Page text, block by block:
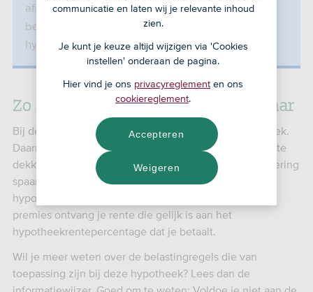
afsluiten. De informatie op deze pagina is alleen
bedoeld om je te informeren als je deze
hypotheek hebt.
Zo zit SNS Spaarhypotheek in elkaar
Bij de spaarhypotheek betaal je rente over je hypotheek.
Daarnaast betaal je premie om het overlijdensrisico af te
dekken, mocht dat nodig zijn. Met deze levensverzekering
spaar je ook om aan het einde van de looptijd de
hypotheekschuld af te lossen. Over de inleg van deze
premies ontvang je rente die gelijk is aan het
hypotheekrentepercentage dat je betaalt.
Wil je meer weten over de belastingregels die van
toepassing zijn bij deze hypotheek? Lees dan de
communicatie en laten wij je relevante inhoud
zien.
Je kunt je keuze altijd wijzigen via 'Cookies
instellen' onderaan de pagina.
Hier vind je ons privacyreglement en ons
cookiereglement.
Weigeren
Accepteren